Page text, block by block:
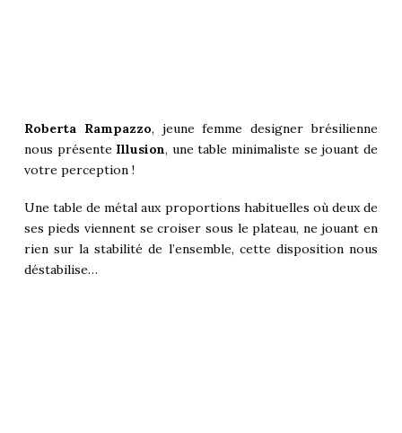
Roberta Rampazzo, jeune femme designer brésilienne
nous présente Illusion, une table minimaliste se jouant de
votre perception !
Une table de métal aux proportions habituelles où deux de
ses pieds viennent se croiser sous le plateau, ne jouant en
rien sur la stabilité de l’ensemble, cette disposition nous
déstabilise…